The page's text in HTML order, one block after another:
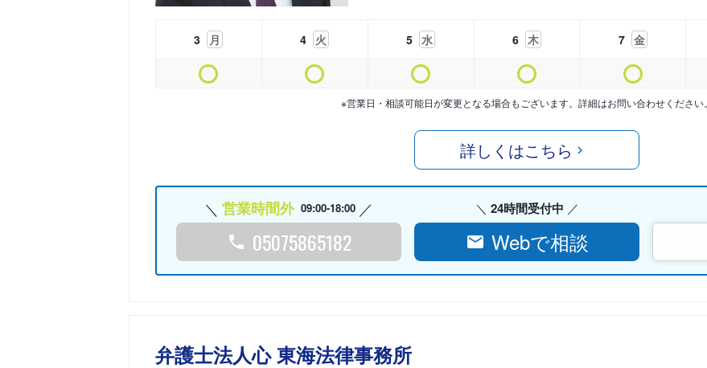
3 月 4 火 5 水 6 木 7 金
※営業日・相談可能日が変更となる場合もございます。詳細はお問い合わせください。
詳しくはこちら
営業時間外 09:00-18:00
05075865182
24時間受付中
Webで相談
弁護士法人心 東海法律事務所